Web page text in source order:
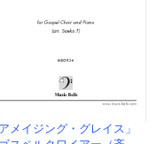
アメイジング・グレイス」